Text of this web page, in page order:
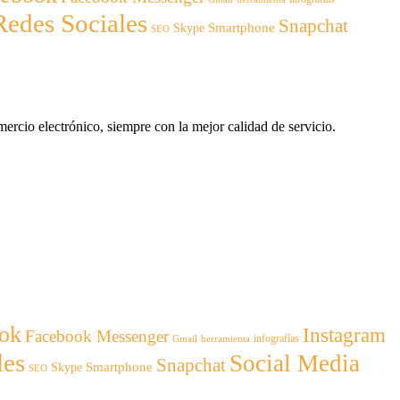
Sociales SEO Skype Smartphone Snapchat
electrónico, siempre con la mejor calidad de servicio.
Facebook Messenger Gmail herramienta infografías Instagram
SEO Skype Smartphone Snapchat Social Media